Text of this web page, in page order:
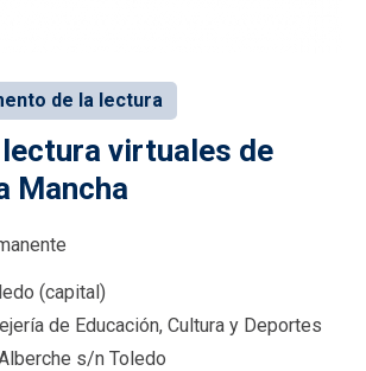
de la lectura
virtuales de
Mancha
(capital)
de Educación, Cultura y Deportes
s/n Toledo